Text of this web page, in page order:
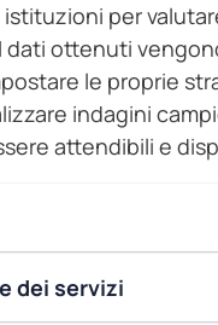
per
ottenuti
le proprie
indagini
attendibili e
dei servizi